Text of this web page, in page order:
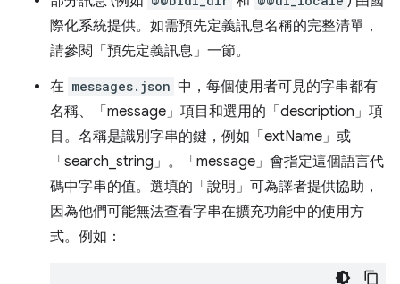
際化系統提供。如需預先定義訊息名稱的完整清單，
請參閱「預先定義訊息」 一節。
在 messages.json 中，每個使用者可見的字串都有
名稱、「message」項目和選用的「description」項
目。名稱是識別字串的鍵，例如「extName」或
「search_string」。「message」會指定這個語言代
碼中字串的值。選填的「說明」可為譯者提供協助，
因為他們可能無法查看字串在擴充功能中的使用方
式。例如：